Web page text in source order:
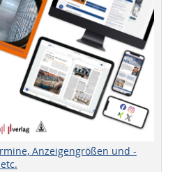
Anzeigengrößen und -